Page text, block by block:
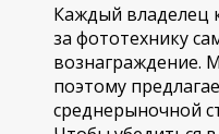
Каждый владелец
за фототехнику
вознаграждение.
поэтому
среднерыночной